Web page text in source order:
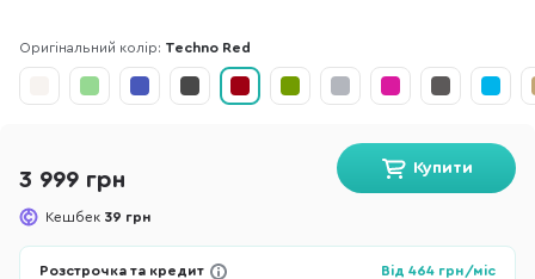
Оригінальний колір: Techno Red
3 999 грн
Кешбек 39 грн
Купити
Розстрочка та кредит Від 464 грн/міс